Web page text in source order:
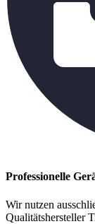
Professionelle
Wir nutzen
Qualitätshersteller